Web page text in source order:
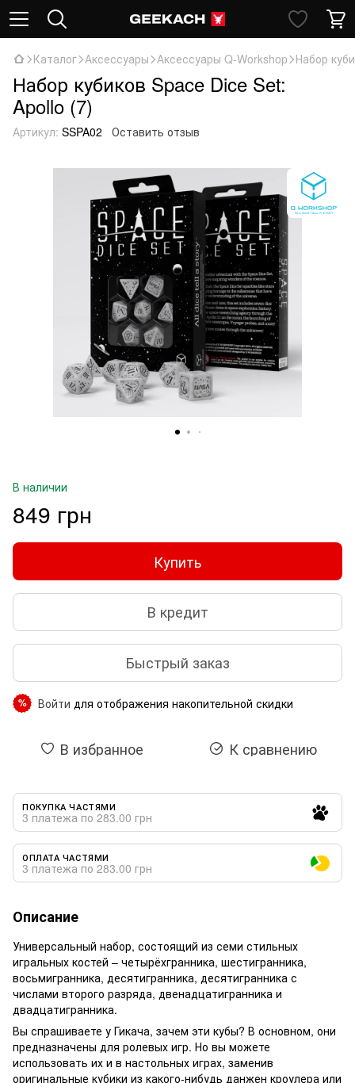
Каталог Аксессуары Аксессуары Q-Workshop Набор
Набор кубиков Space Dice Set:
Apollo (7)
Артикул: SSPA02 Оставить отзыв
В наличии
849 грн
Купить
В кредит
Быстрый заказ
% Войти для отображения накопительной скидки
В избранное К сравнению
ПОКУПКА ЧАСТЯМИ
3 платежа по 283.00 грн
ОПЛАТА ЧАСТЯМИ
3 платежа по 283.00 грн
Описание
Универсальный набор, состоящий из семи стильных
игральных костей – четырёхгранника, шестигранника,
восьмигранника, десятигранника, десятигранника с
числами второго разряда, двенадцатигранника и
двадцатигранника.
Вы спрашиваете у Гикача, зачем эти кубы? В основном, они
предназначены для ролевых игр. Но вы можете
использовать их и в настольных играх, заменив
оригинальные кубики из какого-нибудь данжен кроулера или